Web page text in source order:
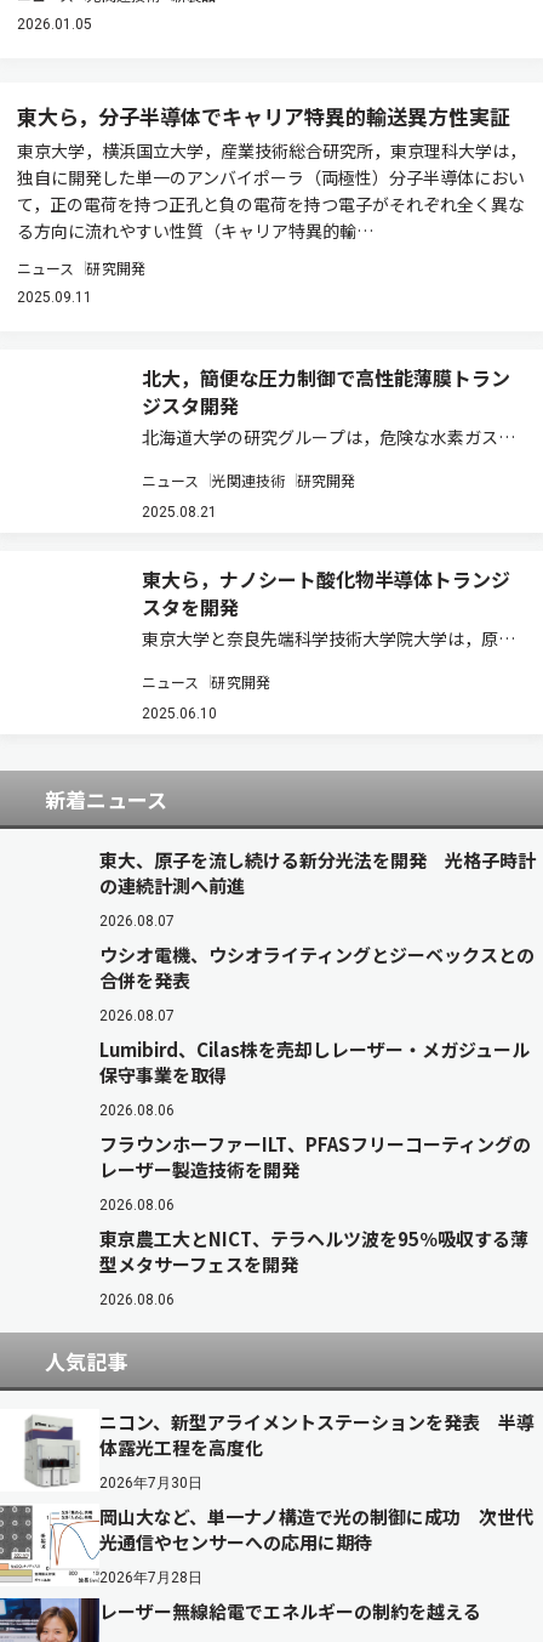
2026.01.05
東大ら，分子半導体でキャリア特異的輸送異方性実証
東京大学，横浜国立大学，産業技術総合研究所，東京理科大学は，
独自に開発した単一のアンバイポーラ（両極性）分子半導体におい
て，正の電荷を持つ正孔と負の電荷を持つ電子がそれぞれ全く異な
る方向に流れやすい性質（キャリア特異的輸…
ニュース 研究開発
2025.09.11
北大，簡便な圧力制御で高性能薄膜トラン
ジスタ開発
北海道大学の研究グループは，危険な水素ガスや
90cm2 /V·sの高性能薄膜トランジスタの開発に
成功した（ニュースリリース）。 近年，次世代デ
ニュース 光関連技術 研究開発
2025.08.21
東大ら，ナノシート酸化物半導体トランジ
スタを開発
東京大学と奈良先端科学技術大学院大学は，原子
する技術を開発し，トランジスタの高性能化と高
信頼性化を実現した（ニュースリリース）。 デー
ニュース 研究開発
2025.06.10
新着ニュース
東大、原子を流し続ける新分光法を開発 光格子時計
の連続計測へ前進
2026.08.07
ウシオ電機、ウシオライティングとジーベックスとの
合併を発表
2026.08.07
Lumibird、Cilas株を売却しレーザー・メガジュール
保守事業を取得
2026.08.06
フラウンホーファーILT、PFASフリーコーティングの
レーザー製造技術を開発
2026.08.06
東京農工大とNICT、テラヘルツ波を95％吸収する薄
型メタサーフェスを開発
2026.08.06
人気記事
ニコン、新型アライメントステーションを発表 半導
体露光工程を高度化
2026年7月30日
岡山大など、単一ナノ構造で光の制御に成功 次世代
光通信やセンサーへの応用に期待
2026年7月28日
レーザー無線給電でエネルギーの制約を越える